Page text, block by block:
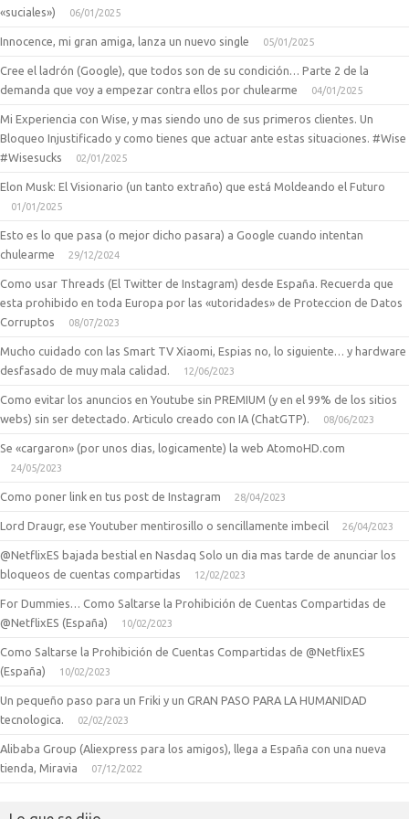
«suciales») 06/01/2025
Innocence, mi gran amiga, lanza un nuevo single 05/01/2025
Cree el ladrón (Google), que todos son de su condición… Parte 2 de la
demanda que voy a empezar contra ellos por chulearme
04/01/2025
Mi Experiencia con Wise, y mas siendo uno de sus primeros clientes. Un
Bloqueo Injustificado y como tienes que actuar ante estas situaciones. #Wise
#Wisesucks
02/01/2025
Elon Musk: El Visionario (un tanto extraño) que está Moldeando el Futuro
01/01/2025
Esto es lo que pasa (o mejor dicho pasara) a Google cuando intentan
chulearme
29/12/2024
Como usar Threads (El Twitter de Instagram) desde España. Recuerda que
esta prohibido en toda Europa por las «utoridades» de Proteccion de Datos
Corruptos
08/07/2023
Mucho cuidado con las Smart TV Xiaomi, Espias no, lo siguiente… y hardware
desfasado de muy mala calidad.
12/06/2023
Como evitar los anuncios en Youtube sin PREMIUM (y en el 99% de los sitios
webs) sin ser detectado. Articulo creado con IA (ChatGTP).
08/06/2023
Se «cargaron» (por unos dias, logicamente) la web AtomoHD.com
24/05/2023
Como poner link en tus post de Instagram 28/04/2023
Lord Draugr, ese Youtuber mentirosillo o sencillamente imbecil 26/04/2023
@NetflixES bajada bestial en Nasdaq Solo un dia mas tarde de anunciar los
bloqueos de cuentas compartidas
12/02/2023
For Dummies… Como Saltarse la Prohibición de Cuentas Compartidas de
@NetflixES (España)
10/02/2023
Como Saltarse la Prohibición de Cuentas Compartidas de @NetflixES
(España)
10/02/2023
Un pequeño paso para un Friki y un GRAN PASO PARA LA HUMANIDAD
tecnologica.
02/02/2023
Alibaba Group (Aliexpress para los amigos), llega a España con una nueva
tienda, Miravia
07/12/2022